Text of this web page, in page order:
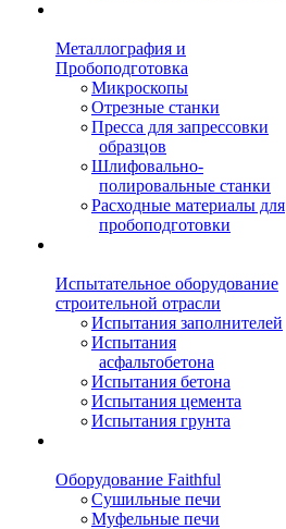
Металлография и
Пробоподготовка
Микроскопы
Отрезные станки
Пресса для запрессовки
образцов
Шлифовально-
полировальные станки
Расходные материалы для
пробоподготовки
Испытательное оборудование
строительной отрасли
Испытания заполнителей
Испытания
асфальтобетона
Испытания бетона
Испытания цемента
Испытания грунта
Оборудование Faithful
Сушильные печи
Муфельные печи